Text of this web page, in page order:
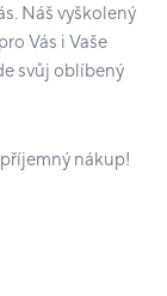
Náš vyškolený
Vás i Vaše
svůj oblíbený
nákup!